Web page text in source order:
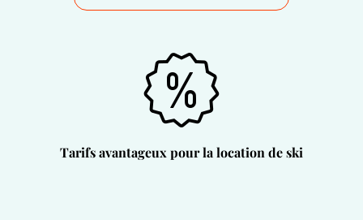
Tarifs avantageux pour la location de ski